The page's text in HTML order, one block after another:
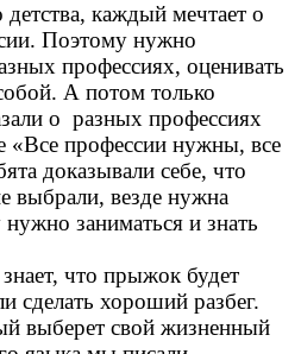
каждый мечтает о
Поэтому нужно
профессиях, оценивать
А потом только
о разных профессиях
«Все профессии нужны, все
доказывали себе, что
выбрали, везде нужна
заниматься и знать
что прыжок будет
сделать хороший разбег.
выберет свой жизненный